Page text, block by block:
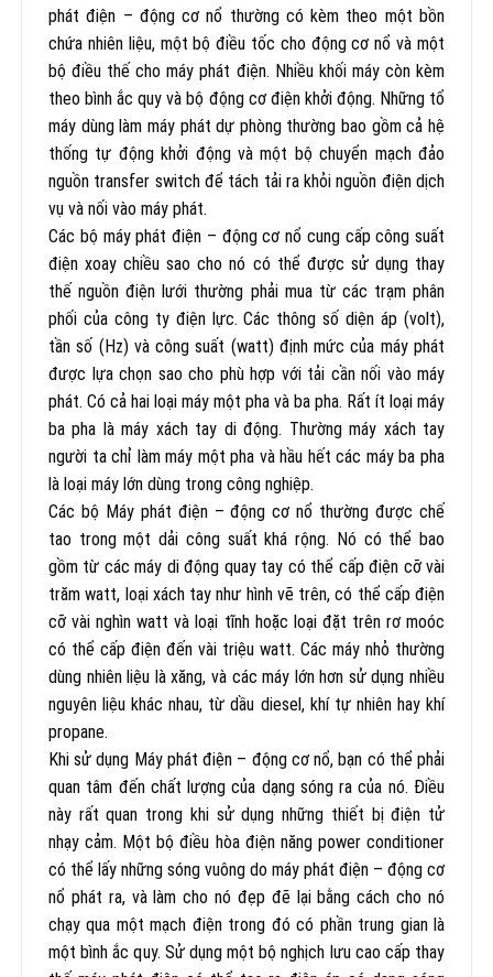
phát điện – động cơ nổ thường có kèm theo một bồn
chứa nhiên liệu, một bộ điều tốc cho động cơ nổ và một
bộ điều thế cho máy phát điện. Nhiều khối máy còn kèm
theo bình ắc quy và bộ động cơ điện khởi động. Những tổ
máy dùng làm máy phát dự phòng thường bao gồm cả hệ
thống tự động khởi động và một bộ chuyển mạch đảo
nguồn transfer switch để tách tải ra khỏi nguồn điện dịch
vụ và nối vào máy phát.
Các bộ máy phát điện – động cơ nổ cung cấp công suất
điện xoay chiều sao cho nó có thể được sử dụng thay
thế nguồn điện lưới thường phải mua từ các trạm phân
phối của công ty điện lực. Các thông số diện áp (volt),
tần số (Hz) và công suất (watt) định mức của máy phát
được lựa chọn sao cho phù hợp với tải cần nối vào máy
phát. Có cả hai loại máy một pha và ba pha. Rất ít loại máy
ba pha là máy xách tay di động. Thường máy xách tay
người ta chỉ làm máy một pha và hầu hết các máy ba pha
là loại máy lớn dùng trong công nghiệp.
Các bộ Máy phát điện – động cơ nổ thường được chế
tao trong một dải công suất khá rộng. Nó có thể bao
gồm từ các máy di động quay tay có thể cấp điện cỡ vài
trăm watt, loại xách tay như hình vẽ trên, có thể cấp điện
cỡ vài nghìn watt và loại tĩnh hoặc loại đặt trên rơ moóc
có thể cấp điện đến vài triệu watt. Các máy nhỏ thường
dùng nhiên liệu là xăng, và các máy lớn hơn sử dụng nhiều
nguyên liệu khác nhau, từ dầu diesel, khí tự nhiên hay khí
propane.
Khi sử dụng Máy phát điện – động cơ nổ, bạn có thể phải
quan tâm đến chất lượng của dạng sóng ra của nó. Điều
này rất quan trong khi sử dụng những thiết bị điện tử
nhạy cảm. Một bộ điều hòa điện năng power conditioner
có thể lấy những sóng vuông do máy phát điện – động cơ
nổ phát ra, và làm cho nó đẹp đẽ lại bằng cách cho nó
chạy qua một mạch điện trong đó có phần trung gian là
một bình ắc quy. Sử dụng một bộ nghịch lưu cao cấp thay